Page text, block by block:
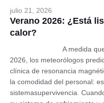
julio 21, 2026
Verano 2026: ¿Está
calor?
A medida
2026, los meteorólogos
clínica de resonancia
la comodidad del personal:
sistemasupervivencia.